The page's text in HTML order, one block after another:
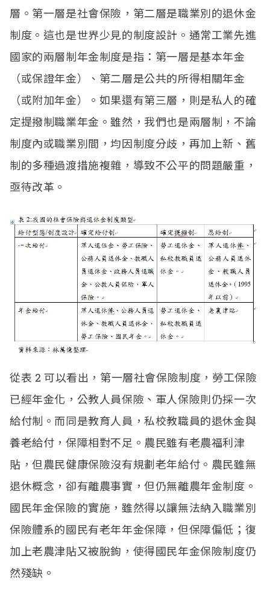
層。第一層是社會保險，第二層是職業別的退休金
制度。這也是世界少見的制度設計。通常工業先進
國家的兩層制年金制度是指：第一層是基本年金
（或保證年金）、第二層是公共的所得相關年金
（或附加年金）。如果還有第三層，則是私人的確
定提撥制職業年金。雖然，我們也是兩層制，不論
制度內或職業別間，均因制度分歧，再加上新、舊
制的多種過渡措施複雜，導致不公平的問題嚴重，
亟待改革。
從表 2可以看出，第一層社會保險制度，勞工保險
已經年金化，公教人員保險、軍人保險則仍採一次
給付制。而同是教育人員，私校教職員的退休金與
養老給付，保障相對不足。農民雖有老農福利津
貼，但農民健康保險沒有規劃老年給付。農民雖無
退休概念，卻有離農事實，但仍無離農年金制度。
國民年金保險的實施，雖然得以讓無法納入職業別
保險體系的國民有老年年金保障，但保障偏低；復
加上老農津貼又被脫鉤，使得國民年金保險制度仍
然殘缺。